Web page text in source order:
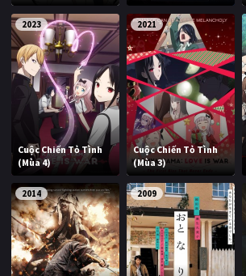
2023
Cuộc Chiến Tỏ Tình
(Mùa 4)
2021
Cuộc Chiến Tỏ Tình
(Mùa 3)
2014 2009